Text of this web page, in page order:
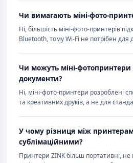
Чи вимагають міні-фото-
Ні, більшість міні-фото-принтерів
Bluetooth, тому Wi-Fi не потрібен для
Чи можуть міні-фотопринтери
документи?
Ні, міні-фото-принтери розроблені
та креативних друків, а не для
У чому різниця між
сублімаційними?
Принтери ZINK більш портативні,